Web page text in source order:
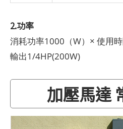
2.功率
消耗功率1000（W）× 使用
輸出1/4HP(200W)
加壓馬達